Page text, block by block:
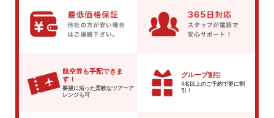
航空券も手配できま
す！
要望に沿った柔軟なツアーア
レンジも可
グループ割引
4名以上のご予約で更に割
引！